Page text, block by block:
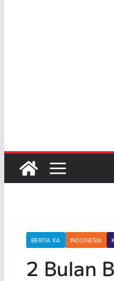
BERITA KA INDONESIA
2 Bulan